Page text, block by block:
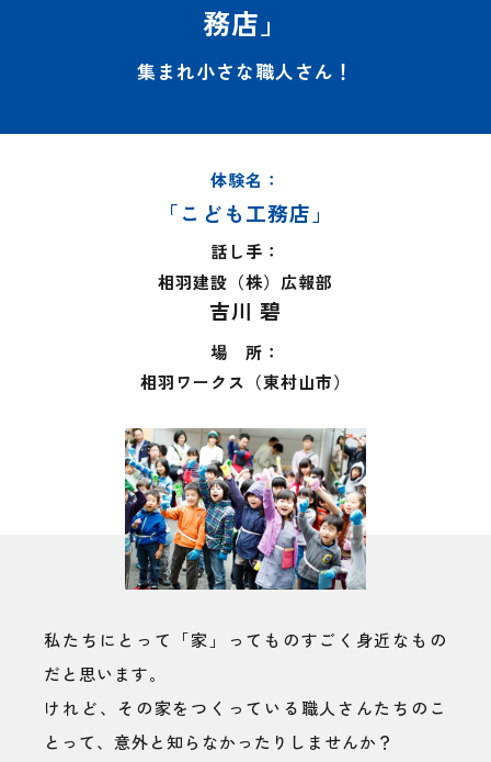
務店」
集まれ小さな職人さん！
体験名：
「こども工務店」
話し手：
相羽建設（株）広報部
吉川 碧
場 所：
相羽ワークス（東村山市）
私たちにとって「家」ってものすごく身近なもの
だと思います。
けれど、その家をつくっている職人さんたちのこ
とって、意外と知らなかったりしませんか？